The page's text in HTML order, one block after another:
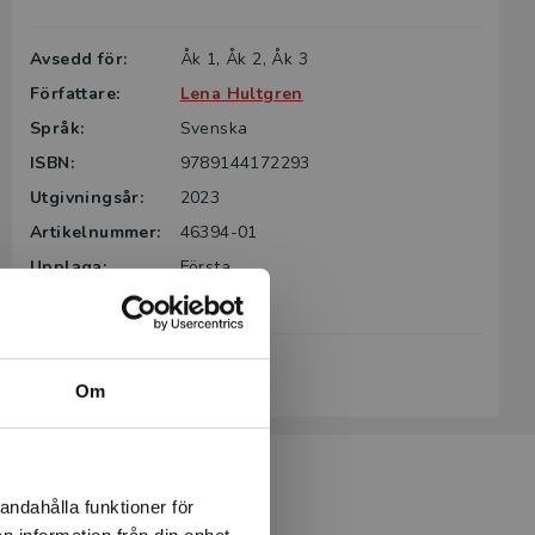
Om
funktioner för
Avsedd för:
Åk 1, Åk 2, Åk 3
Författare:
Lena Hultgren
Språk:
Svenska
ISBN:
9789144172293
Utgivningsår:
2023
Artikelnummer:
46394-01
Upplaga:
Första
48
Köp- och leveransvillkor